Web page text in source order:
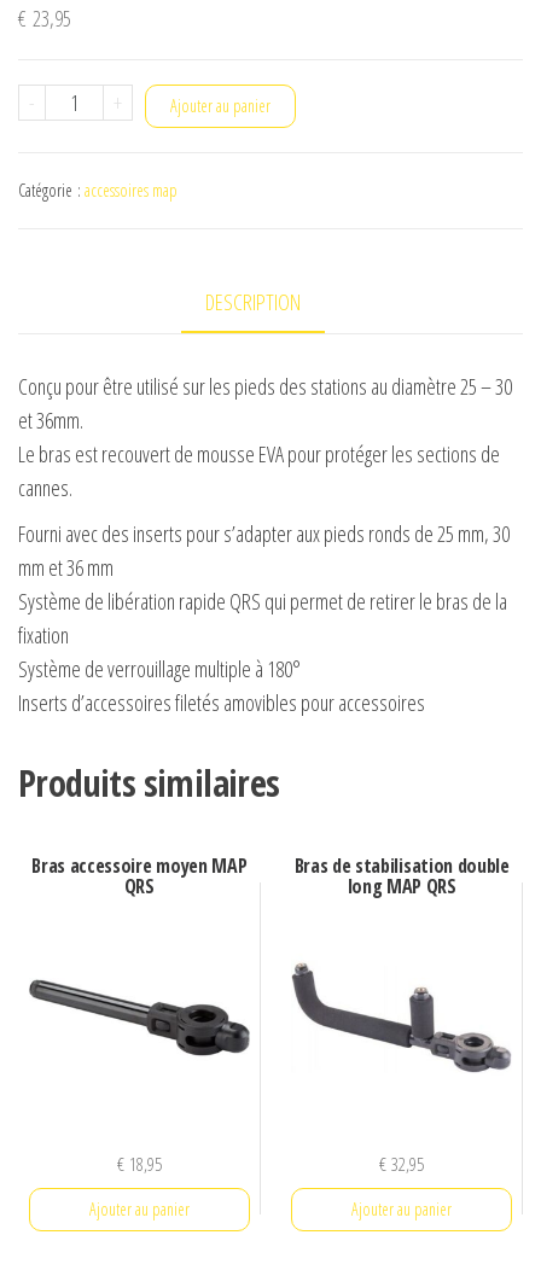
€ 23,95
-
quantité
Double
Outrigger
Arm
+ Ajouter au panier
Catégorie : accessoires map
DESCRIPTION
Conçu pour être utilisé sur les pieds des stations au diamètre 25 – 30
et 36mm.
Le bras est recouvert de mousse EVA pour protéger les sections de
cannes.
Fourni avec des inserts pour s’adapter aux pieds ronds de 25 mm, 30
mm et 36 mm
Système de libération rapide QRS qui permet de retirer le bras de la
fixation
Système de verrouillage multiple à 180°
Inserts d’accessoires filetés amovibles pour accessoires
Produits similaires
Bras accessoire moyen MAP
QRS
€18,95
Ajouter au panier
Bras de stabilisation double
long MAP QRS
€32,95
Ajouter au panier